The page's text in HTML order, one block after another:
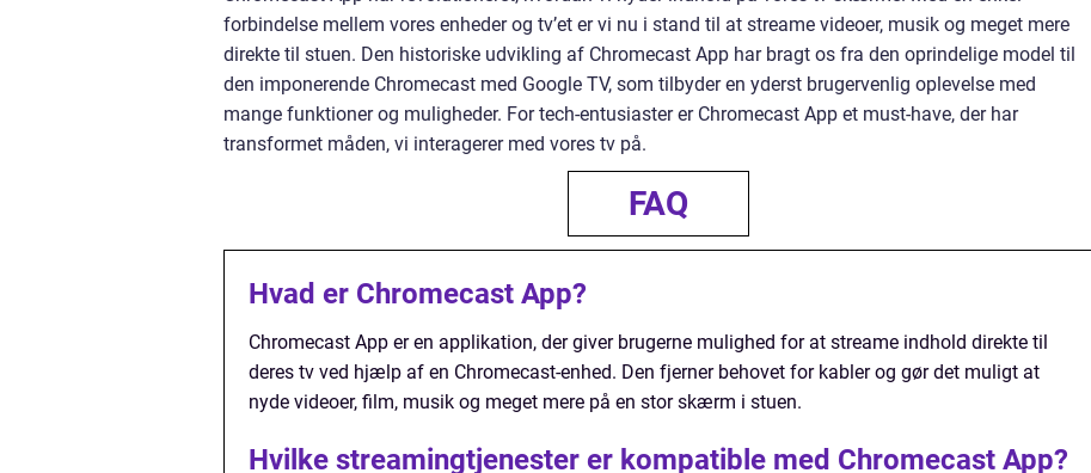
forbindelse mellem vores enheder og tv’et er vi nu i stand til at streame videoer, musik og meget mere
direkte til stuen. Den historiske udvikling af Chromecast App har bragt os fra den oprindelige model til
den imponerende Chromecast med Google TV, som tilbyder en yderst brugervenlig oplevelse med
mange funktioner og muligheder. For tech-entusiaster er Chromecast App et must-have, der har
transformet måden, vi interagerer med vores tv på.
FAQ
Hvad er Chromecast App?
Chromecast App er en applikation, der giver brugerne mulighed for at streame indhold direkte til
deres tv ved hjælp af en Chromecast-enhed. Den fjerner behovet for kabler og gør det muligt at
nyde videoer, film, musik og meget mere på en stor skærm i stuen.
Hvilke streamingtjenester er kompatible med Chromecast App?